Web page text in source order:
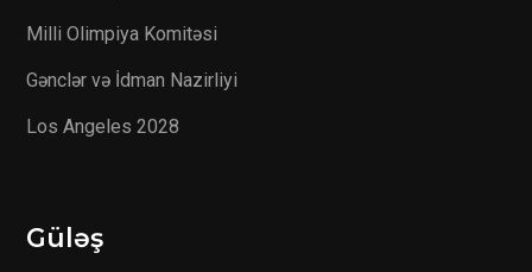
Milli Olimpiya Komitəsi
Gənclər və İdman Nazirliyi
Los Angeles 2028
Güləş